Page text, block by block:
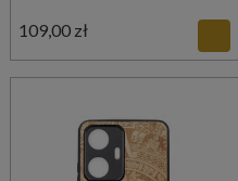
109,00 zł